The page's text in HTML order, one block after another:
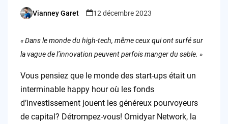
Posted
Vianney Garet 12 décembre 2023
« Dans le monde du high-tech, même ceux qui ont surfé sur
la vague de l’innovation peuvent parfois manger du sable. »
Vous pensiez que le monde des start-ups était un
interminable happy hour où les fonds
d’investissement jouent les généreux pourvoyeurs
de capital? Détrompez-vous! Omidyar Network, la